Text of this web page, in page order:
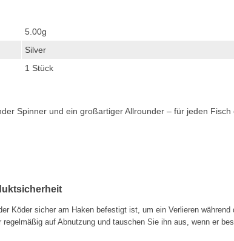
5.00g
Silver
1 Stück
Spinner und ein großartiger Allrounder – für jeden
Köder sicher am Haken befestigt ist, um ein Verlieren während
regelmäßig auf Abnutzung und tauschen Sie ihn aus, wenn er